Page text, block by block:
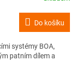
Do košíku
systémy BOA,
patním dílem a